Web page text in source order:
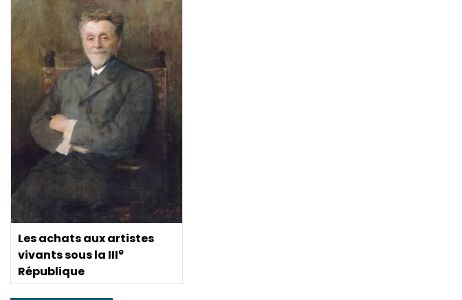
Les achats aux artistes
vivants sous la IIIe
République